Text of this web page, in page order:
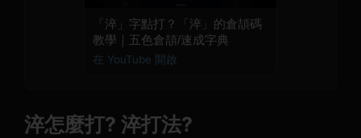
「淬」字點打？「淬」的倉頡碼
教學｜五色倉頡/速成字典
在 YouTube 開啟
淬怎麼打? 淬打法?